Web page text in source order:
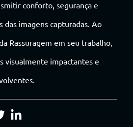
conforto, segurança e
das imagens capturadas. Ao
Rassuragem em seu trabalho,
visualmente impactantes e